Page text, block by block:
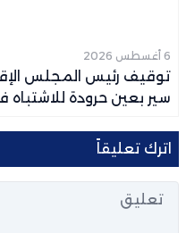
6 أغسطس 2026
توقيف رئيس المجلس
سير بعين حرودة للاشتباه
اترك تعليقاً